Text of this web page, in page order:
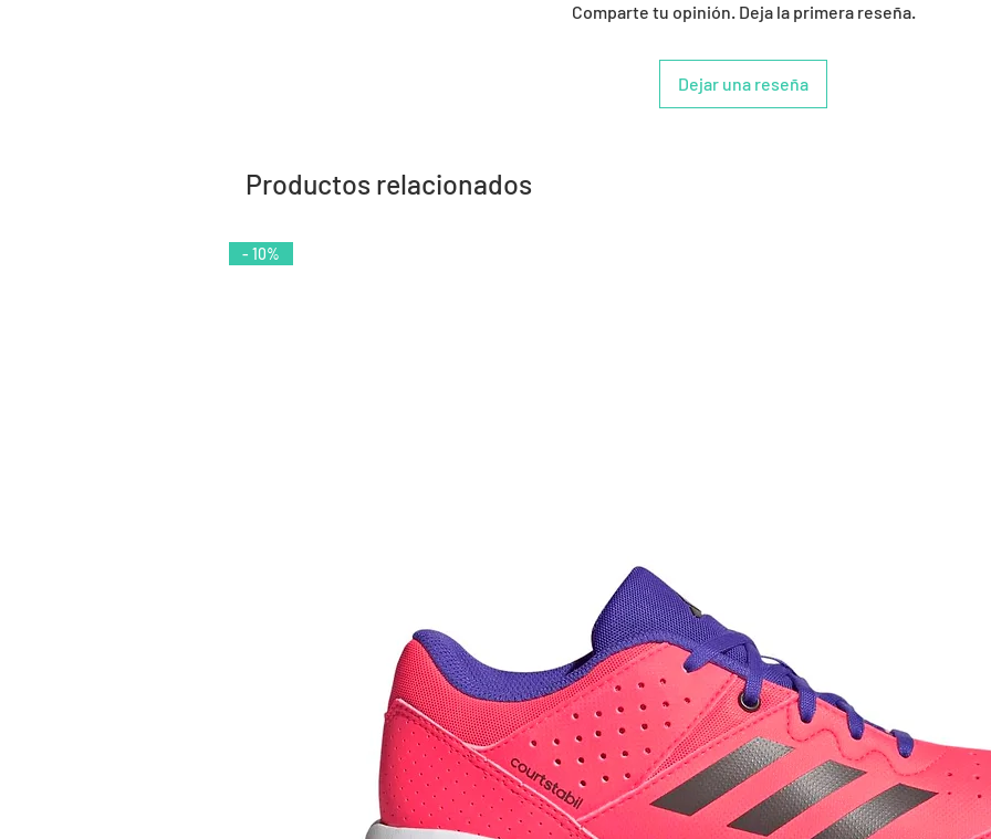
Comparte tu opinión. Deja la primera reseña.
Dejar una reseña
Productos relacionados
- 10%